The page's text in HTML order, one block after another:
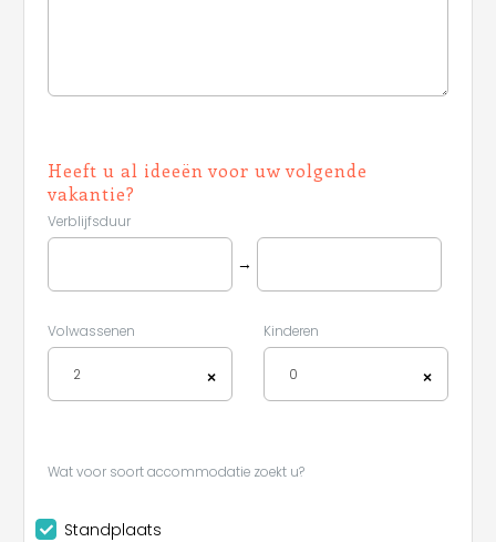
Heeft u al ideeën voor uw volgende
vakantie?
Verblijfsduur
→
Volwassenen
×
2
Kinderen
×
0
Wat voor soort accommodatie zoekt u?
Standplaats